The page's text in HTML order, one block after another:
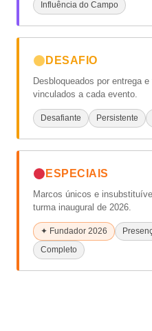
Influência do Campo
DESAFIO
Desbloqueados por entrega
vinculados a cada evento.
Desafiante Persistente
ESPECIAIS
Marcos únicos e
turma inaugural de 2026.
✦ Fundador 2026
Completo